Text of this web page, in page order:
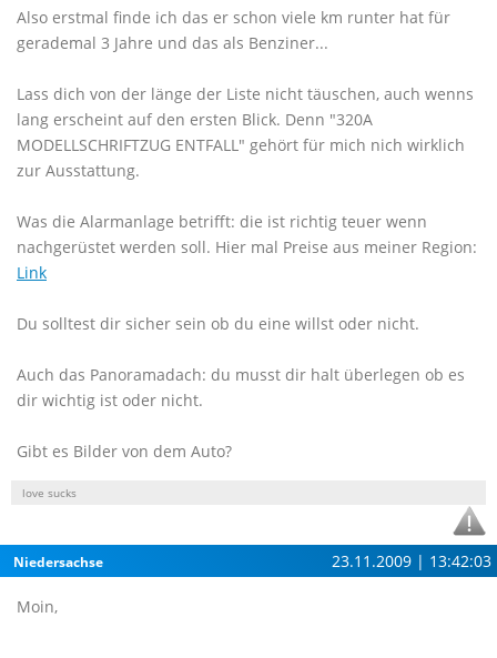
Also erstmal finde ich das er schon viele km runter hat für
gerademal 3 Jahre und das als Benziner...
Lass dich von der länge der Liste nicht täuschen, auch wenns
lang erscheint auf den ersten Blick. Denn "320A
MODELLSCHRIFTZUG ENTFALL" gehört für mich nich wirklich
zur Ausstattung.
Was die Alarmanlage betrifft: die ist richtig teuer wenn
nachgerüstet werden soll. Hier mal Preise aus meiner Region:
Link
Du solltest dir sicher sein ob du eine willst oder nicht.
Auch das Panoramadach: du musst dir halt überlegen ob es
dir wichtig ist oder nicht.
Gibt es Bilder von dem Auto?
love sucks
Niedersachse 23.11.2009 | 13:42:03
Moin,